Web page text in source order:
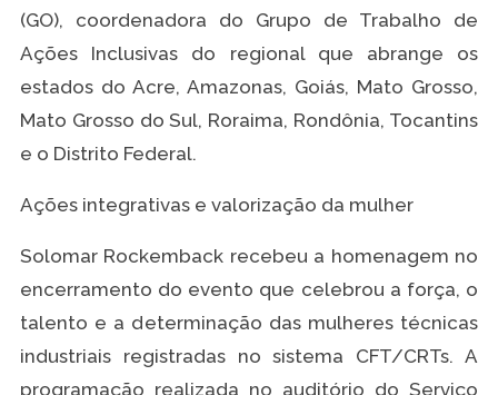
(GO), coordenadora do Grupo de Trabalho de
Ações Inclusivas do regional que abrange os
estados do Acre, Amazonas, Goiás, Mato Grosso,
Mato Grosso do Sul, Roraima, Rondônia, Tocantins
e o Distrito Federal.
Ações integrativas e valorização da mulher
Solomar Rockemback recebeu a homenagem no
encerramento do evento que celebrou a força, o
talento e a determinação das mulheres técnicas
industriais registradas no sistema CFT/CRTs. A
programação realizada no auditório do Serviço